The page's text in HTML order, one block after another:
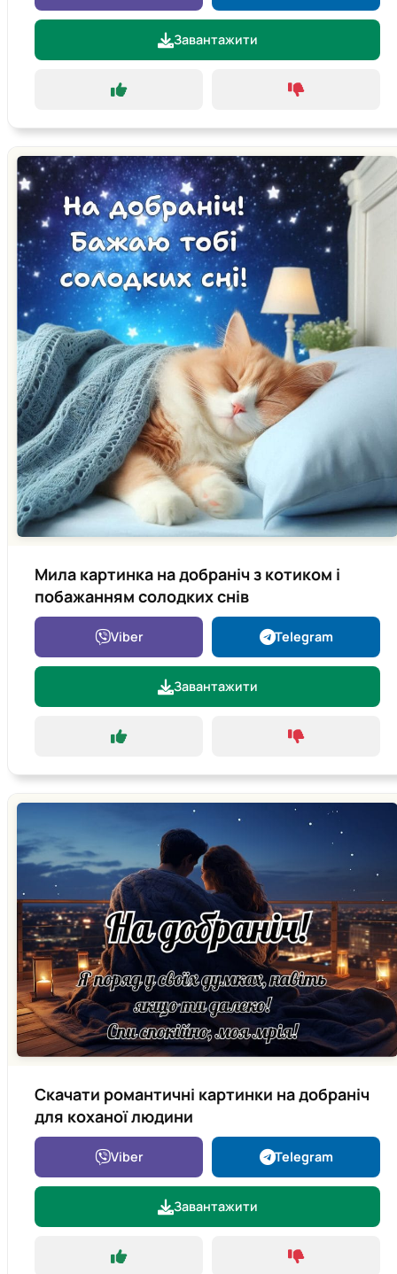
Завантажити
Мила картинка на добраніч з котиком і
побажанням солодких снів
Viber Telegram
Завантажити
Скачати романтичні картинки на добраніч
для коханої людини
Viber Telegram
Завантажити